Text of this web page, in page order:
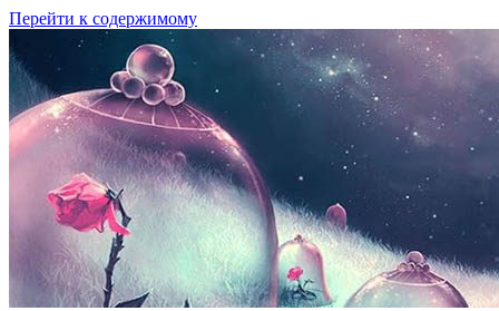
Перейти к содержимому